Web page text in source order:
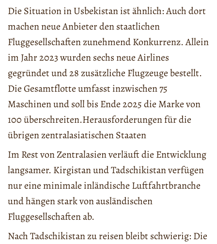
Die Situation in Usbekistan ist ähnlich: Auch dort
machen neue Anbieter den staatlichen
Fluggesellschaften zunehmend Konkurrenz. Allein
im Jahr 2023 wurden sechs neue Airlines
gegründet und 28 zusätzliche Flugzeuge bestellt.
Die Gesamtflotte umfasst inzwischen 75
Maschinen und soll bis Ende 2025 die Marke von
100 überschreiten.Herausforderungen für die
übrigen zentralasiatischen Staaten
Im Rest von Zentralasien verläuft die Entwicklung
langsamer. Kirgistan und Tadschikistan verfügen
nur eine minimale inländische Luftfahrtbranche
und hängen stark von ausländischen
Fluggesellschaften ab.
Nach Tadschikistan zu reisen bleibt schwierig: Die